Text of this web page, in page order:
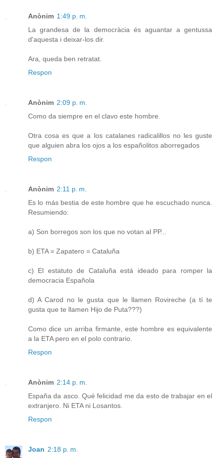
Anònim 1:49 p. m.
La grandesa de la democràcia és aguantar a gentussa
d'aquesta i deixar-los dir.
Ara, queda ben retratat.
Respon
Anònim 2:09 p. m.
Como da siempre en el clavo este hombre.
Otra cosa es que a los catalanes radicalillos no les guste
que alguien abra los ojos a los españolitos aborregados
Respon
Anònim 2:11 p. m.
Es lo más bestia de este hombre que he escuchado nunca.
Resumiendo:
a) Son borregos son los que no votan al PP...
b) ETA = Zapatero = Cataluña
c) El estatuto de Cataluña está ideado para romper la
democracia Española
d) A Carod no le gusta que le llamen Rovireche (a tí te
gusta que te llamen Hijo de Puta???)
Como dice un arriba firmante, este hombre es equivalente
a la ETA pero en el polo contrario.
Respon
Anònim 2:14 p. m.
España da asco. Qué felicidad me da esto de trabajar en el
extranjero. Ni ETA ni Losantos.
Respon
Joan 2:18 p. m.